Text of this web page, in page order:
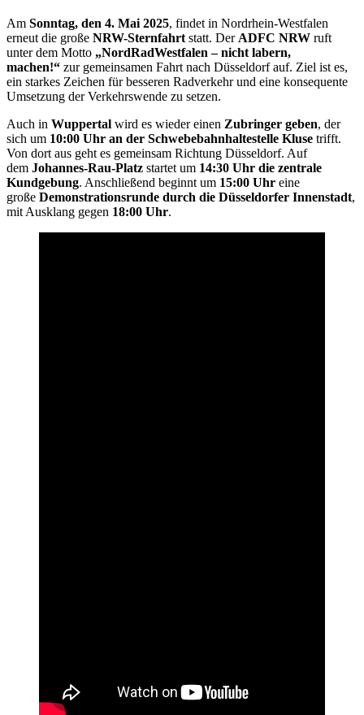
Am Sonntag, den 4. Mai 2025, findet in Nordrhein-Westfalen
erneut die große NRW-Sternfahrt statt. Der ADFC NRW ruft
unter dem Motto „NordRadWestfalen – nicht labern,
machen!“ zur gemeinsamen Fahrt nach Düsseldorf auf. Ziel ist es,
ein starkes Zeichen für besseren Radverkehr und eine konsequente
Umsetzung der Verkehrswende zu setzen.
Auch in Wuppertal wird es wieder einen Zubringer geben, der
sich um 10:00 Uhr an der Schwebebahnhaltestelle Kluse trifft.
Von dort aus geht es gemeinsam Richtung Düsseldorf. Auf
dem Johannes-Rau-Platz startet um 14:30 Uhr die zentrale
Kundgebung. Anschließend beginnt um 15:00 Uhr eine
große Demonstrationsrunde durch die Düsseldorfer Innenstadt,
mit Ausklang gegen 18:00 Uhr.